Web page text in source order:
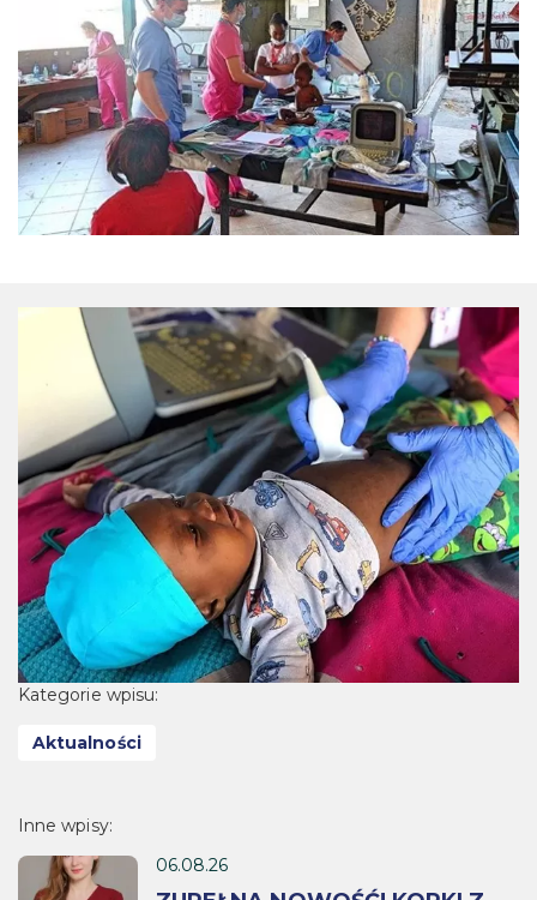
Kategorie wpisu:
Aktualności
Inne wpisy:
06.08.26